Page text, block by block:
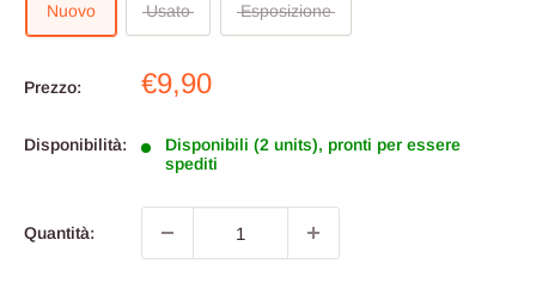
Nuovo Usato Esposizione
Prezzo:
Prezzo
€9,90
Disponibilità:
Disponibili (2 units), pronti per essere
spediti
Quantità: